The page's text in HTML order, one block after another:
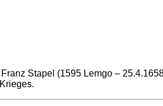
Stapel (1595 Lemgo –